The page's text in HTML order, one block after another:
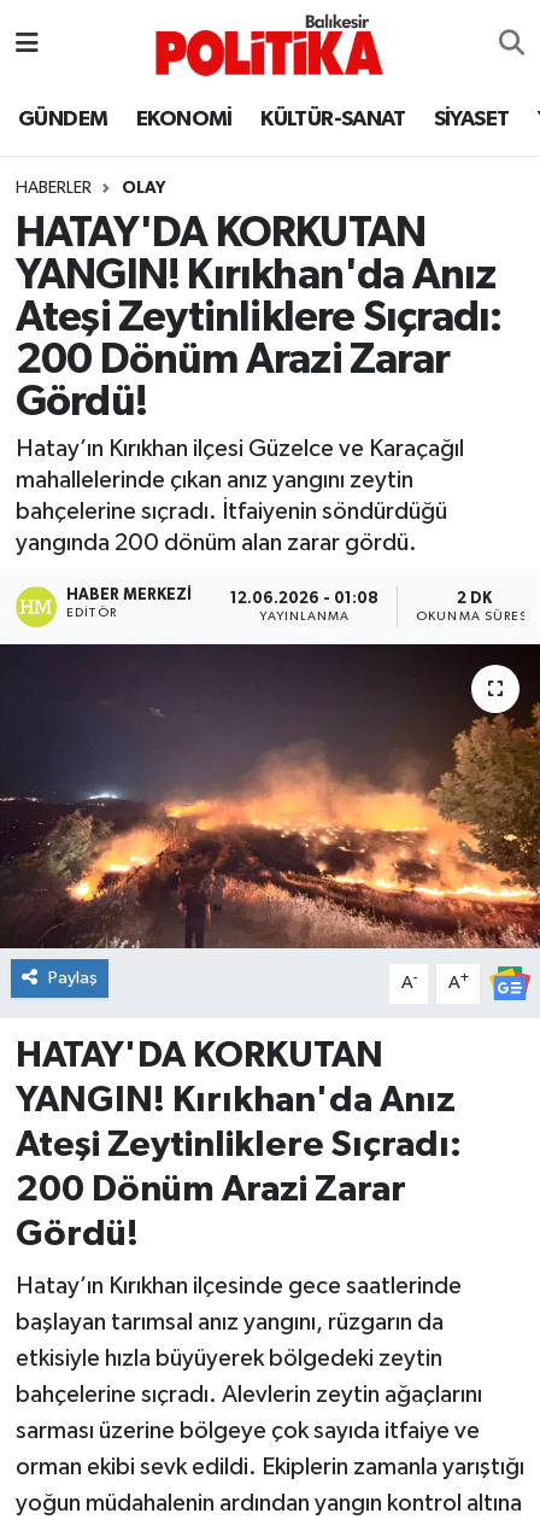
GÜNDEM EKONOMİ KÜLTÜR-SANAT SİYASET
HABERLER OLAY
HATAY'DA KORKUTAN
YANGIN! Kırıkhan'da Anız
Ateşi Zeytinliklere Sıçradı:
200 Dönüm Arazi Zarar
Gördü!
Hatay’ın Kırıkhan ilçesi Güzelce ve Karaçağıl
mahallelerinde çıkan anız yangını zeytin
bahçelerine sıçradı. İtfaiyenin söndürdüğü
yangında 200 dönüm alan zarar gördü.
HABER MERKEZI
EDITÖR
12.06.2026 - 01:08
YAYINLANMA
2 DK
OKUNMA SÜRESI
Paylaş A- A+
HATAY'DA KORKUTAN
YANGIN! Kırıkhan'da Anız
Ateşi Zeytinliklere Sıçradı:
200 Dönüm Arazi Zarar
Gördü!
Hatay’ın Kırıkhan ilçesinde gece saatlerinde
başlayan tarımsal anız yangını, rüzgarın da
etkisiyle hızla büyüyerek bölgedeki zeytin
bahçelerine sıçradı. Alevlerin zeytin ağaçlarını
sarması üzerine bölgeye çok sayıda itfaiye ve
orman ekibi sevk edildi. Ekiplerin zamanla yarıştığı
yoğun müdahalenin ardından yangın kontrol altına
Ayvalık
Balya
Bandırma
Bigadiç
BİYOGRAFİLER
Burhaniye
ÇEVRE
DÜNYA
Dursunbey
EKONOMİ
Erdek
Gömeç
İvrindi
KENT GÜNDEMİ
KÜLTÜR-SANAT
MAGAZİN
MANŞET
Manyas
Balıkesir Hava Durumu
Balıkesir Namaz Vakitleri
Balıkesir Trafik Yoğunluk Haritası
Süper Lig Puan Durumu ve Fikstür
Tüm Manşetler
Son Dakika Haberleri
Haber Arşivi